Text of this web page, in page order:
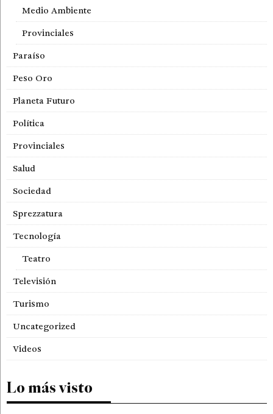
Medio Ambiente
Provinciales
Paraíso
Peso Oro
Planeta Futuro
Política
Provinciales
Salud
Sociedad
Sprezzatura
Tecnología
Teatro
Televisión
Turismo
Uncategorized
Videos
Lo más visto